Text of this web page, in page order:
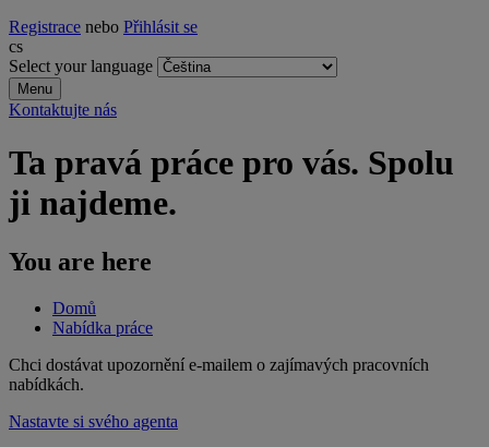
Registrace nebo Přihlásit se
cs
Select your language
Menu
Kontaktujte nás
Ta pravá práce pro vás. Spolu
ji najdeme.
You are here
Domů
Nabídka práce
​Chci dostávat upozornění e-mailem o zajímavých pracovních
nabídkách.
Nastavte si svého agenta